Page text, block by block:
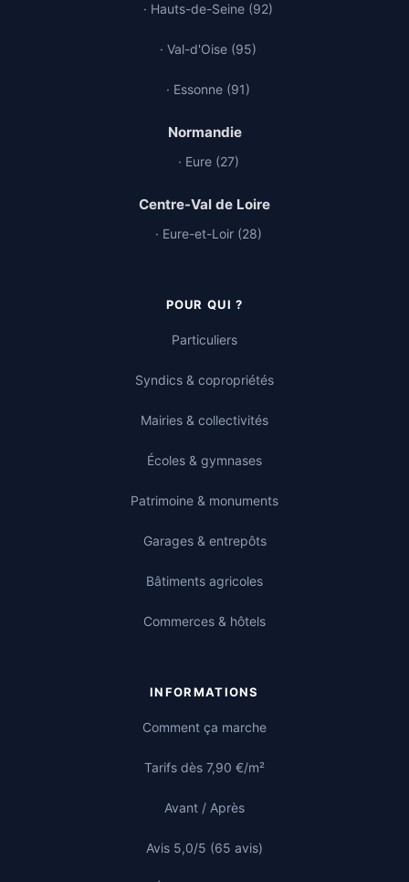
· Hauts-de-Seine (92)
· Val-d'Oise (95)
· Essonne (91)
Normandie
· Eure (27)
Centre-Val de Loire
· Eure-et-Loir (28)
POUR QUI ?
Particuliers
Syndics & copropriétés
Mairies & collectivités
Écoles & gymnases
Patrimoine & monuments
Garages & entrepôts
Bâtiments agricoles
Commerces & hôtels
INFORMATIONS
Comment ça marche
Tarifs dès 7,90 €/m²
Avant / Après
Avis 5,0/5 (65 avis)